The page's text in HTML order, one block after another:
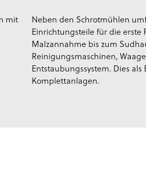
mit
Neben den Schrotmühlen
Einrichtungsteile für die erste
Malzannahme bis zum
Reinigungsmaschinen,
Entstaubungssystem. Dies
Komplettanlagen.